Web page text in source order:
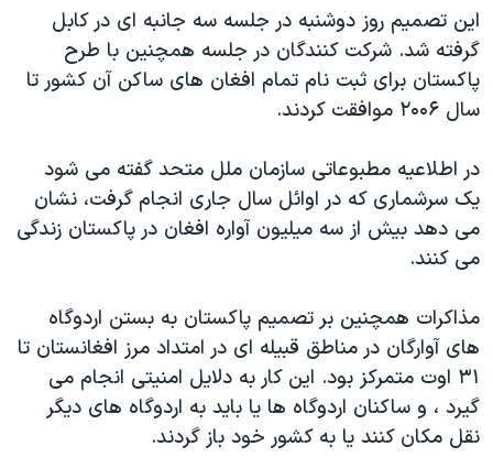
فرهنگ و زندگی
حقوق شهروندی
اقتصادی
اسرائیل در جنگ
گالری عکس
آرشیو پخش زنده
مستندها
انتخابات ریاست جمهوری آمریکا ۲۰۲۴
حمله جمهوری اسلامی به اسرائیل
ورزش زنان در ایران
اعتراضات زن، زندگی، آزادی
مجموعه مستندهای دادخواهی
دادگاه حمید نوری
چهل سال گروگان‌گیری
قانون شفافیت دارائی کادر رهبری ایران
اعتراضات مردمی آبان ۹۸
دنبال کنید
زبانهای مختلف
این تصمیم روز دوشنبه در جلسه سه جانبه ای در کابل
گرفته شد. شرکت کنندگان در جلسه همچنین با طرح
پاکستان برای ثبت نام تمام افغان های ساکن آن کشور تا
سال ۲۰۰۶ موافقت کردند.
در اطلاعیه مطبوعاتی سازمان ملل متحد گفته می شود
یک سرشماری که در اوائل سال جاری انجام گرفت، نشان
می دهد بیش از سه ميليون آواره افغان در پاکستان زندگی
می کنند.
مذاکرات همچنین بر تصمیم پاکستان به بستن اردوگاه
های آوارگان در مناطق قبیله ای در امتداد مرز افغانستان تا
۳۱ اوت متمرکز بود. این کار به دلایل امنیتی انجام می
گيرد ، و ساکنان اردوگاه ها یا باید به اردوگاه های ديگر
نقل مکان کنند یا به کشور خود باز گردند.